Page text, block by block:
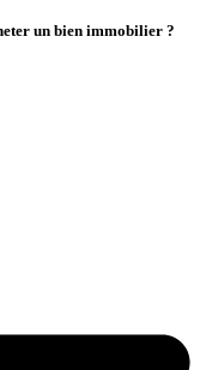
un bien immobilier ?